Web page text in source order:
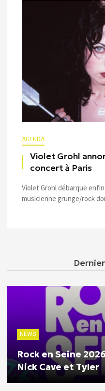
AGENDA
Violet Grohl
concert à Paris
Violet Grohl débarque enfin
musicienne grunge/rock
NEWS
Rock en Seine
Nick Cave et Tyler